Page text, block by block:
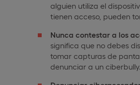
alguien utiliza el
tienen acceso, pueden
Nunca contestar a los
significa que no debes
tomar capturas de
denunciar a un ciberbully.